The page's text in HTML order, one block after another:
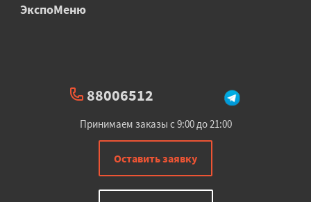
ЭкспоМеню
88006512
Принимаем заказы с 9:00 до 21:00
Оставить заявку